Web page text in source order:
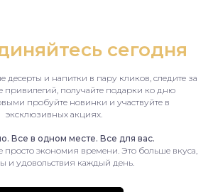
сегодня
десерты и напитки в пару кликов, следите за
привилегий, получайте подарки ко дню
пробуйте новинки и участвуйте в
эксклюзивных акциях.
Все в одном месте. Все для вас.
экономия времени. Это больше вкуса,
и удовольствия каждый день.